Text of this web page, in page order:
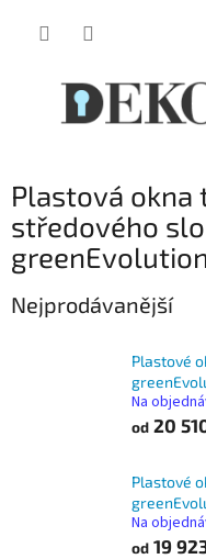
Plastová
středového
Nejprodávanější
Plastové
Na
od 20
Plastové
Na
od 19